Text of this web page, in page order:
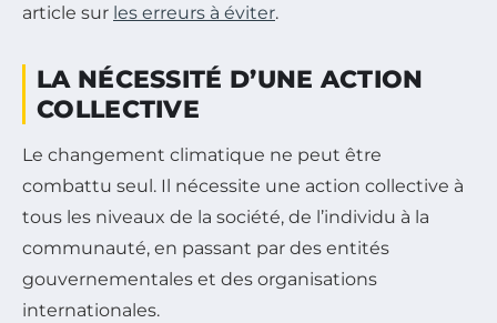
article sur les erreurs à éviter.
LA NÉCESSITÉ D’UNE ACTION
COLLECTIVE
Le changement climatique ne peut être
combattu seul. Il nécessite une action collective à
tous les niveaux de la société, de l’individu à la
communauté, en passant par des entités
gouvernementales et des organisations
internationales.